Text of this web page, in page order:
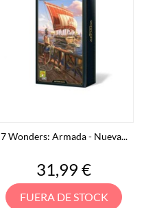
7 Wonders: Armada - Nueva...
Precio
31,99 €
FUERA DE STOCK